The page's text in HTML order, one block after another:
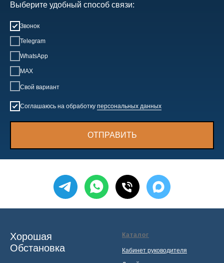
Выберите удобный способ связи:
Звонок
Telegram
WhatsApp
MAX
Свой вариант
Соглашаюсь на обработку персональных данных
ОТПРАВИТЬ
Хорошая
Обстановка
Каталог
Кабинет руководителя